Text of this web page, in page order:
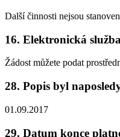
Další činnosti nejsou
16. Elektronická
Žádost můžete podat
28. Popis byl
01.09.2017
29. Datum konce